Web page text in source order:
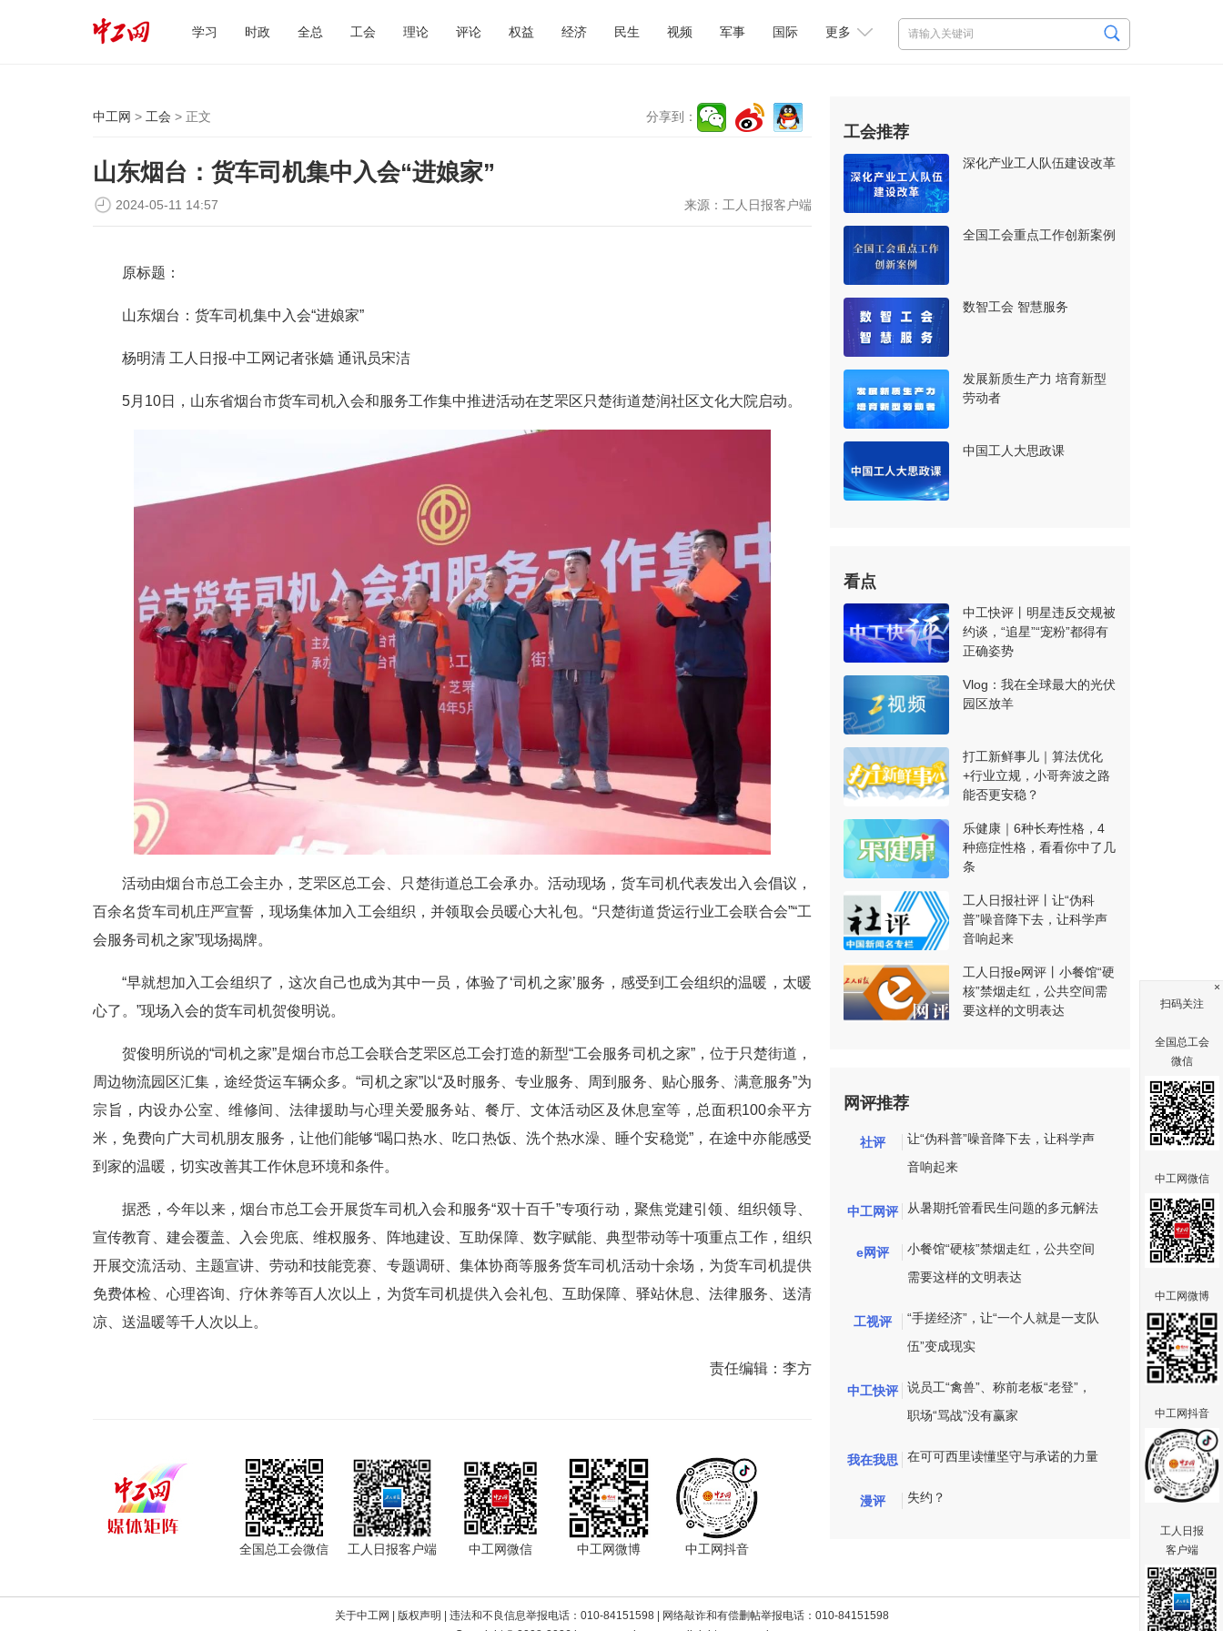
学习 时政 全总 工会 理论 评论 权益 经济 民生 视频 军事 国际 更多
中工网 > 工会 > 正文 分享到：
山东烟台：货车司机集中入会“进娘家”
来源： 工人日报客户端
2024-05-11 14:57
原标题：
山东烟台：货车司机集中入会“进娘家”
杨明清 工人日报-中工网记者张嫱 通讯员宋洁
5月10日，山东省烟台市货车司机入会和服务工作集中推进活动在芝罘区只楚街道楚润社区文化大院启动。
活动由烟台市总工会主办，芝罘区总工会、只楚街道总工会承办。活动现场，货车司机代表发出入会倡议，
百余名货车司机庄严宣誓，现场集体加入工会组织，并领取会员暖心大礼包。“只楚街道货运行业工会联合会”“工
会服务司机之家”现场揭牌。
“早就想加入工会组织了，这次自己也成为其中一员，体验了‘司机之家’服务，感受到工会组织的温暖，太暖
心了。”现场入会的货车司机贺俊明说。
贺俊明所说的“司机之家”是烟台市总工会联合芝罘区总工会打造的新型“工会服务司机之家”，位于只楚街道，
周边物流园区汇集，途经货运车辆众多。“司机之家”以“及时服务、专业服务、周到服务、贴心服务、满意服务”为
宗旨，内设办公室、维修间、法律援助与心理关爱服务站、餐厅、文体活动区及休息室等，总面积100余平方
米，免费向广大司机朋友服务，让他们能够“喝口热水、吃口热饭、洗个热水澡、睡个安稳觉”，在途中亦能感受
到家的温暖，切实改善其工作休息环境和条件。
据悉，今年以来，烟台市总工会开展货车司机入会和服务“双十百千”专项行动，聚焦党建引领、组织领导、
宣传教育、建会覆盖、入会兜底、维权服务、阵地建设、互助保障、数字赋能、典型带动等十项重点工作，组织
开展交流活动、主题宣讲、劳动和技能竞赛、专题调研、集体协商等服务货车司机活动十余场，为货车司机提供
免费体检、心理咨询、疗休养等百人次以上，为货车司机提供入会礼包、互助保障、驿站休息、法律服务、送清
凉、送温暖等千人次以上。
责任编辑： 李方
全国总工会微信 工人日报客户端 中工网微信 中工网微博 中工网抖音
工会推荐
深化产业工人队伍建设改革
全国工会重点工作创新案例
数智工会 智慧服务
发展新质生产力 培育新型
劳动者
中国工人大思政课
看点
中工快评丨明星违反交规被
约谈，“追星”“宠粉”都得有
正确姿势
Vlog：我在全球最大的光伏
园区放羊
打工新鲜事儿｜算法优化
+行业立规，小哥奔波之路
能否更安稳？
乐健康｜6种长寿性格，4
种癌症性格，看看你中了几
条
工人日报社评丨让“伪科
普”噪音降下去，让科学声
音响起来
工人日报e网评丨小餐馆“硬
核”禁烟走红，公共空间需
要这样的文明表达
网评推荐
社评
让“伪科普”噪音降下去，让科学声
音响起来
中工网评 从暑期托管看民生问题的多元解法
e网评
小餐馆“硬核”禁烟走红，公共空间
需要这样的文明表达
工视评
“手搓经济”，让“一个人就是一支队
伍”变成现实
中工快评
说员工“禽兽”、称前老板“老登”，
职场“骂战”没有赢家
我在我思 在可可西里读懂坚守与承诺的力量
漫评 失约？
关于中工网 | 版权声明 | 违法和不良信息举报电话：010-84151598 | 网络敲诈和有偿删帖举报电话：010-84151598
扫码关注
全国总工会
微信
中工网微信
中工网微博
中工网抖音
工人日报
客户端
×